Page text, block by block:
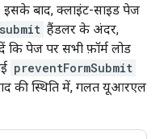
बाद, क्लाइंट-साइड पेज
हैंडलर के अंदर,
दें कि पेज पर सभी फ़ॉर्म लोड
preventFormSubmit
की स्थिति में, गलत यूआरएल